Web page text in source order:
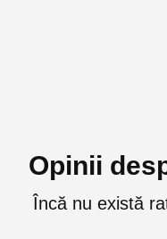
Opinii
Încă nu există